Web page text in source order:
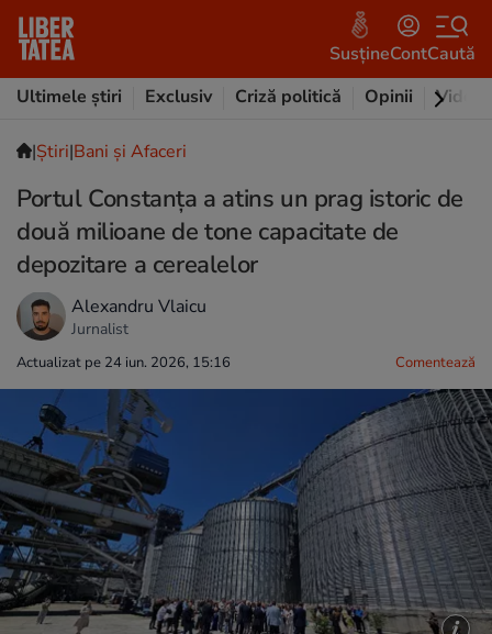
SusțineContCaută
Ultimele știri
Exclusiv Criză politică Opinii Video
|Ştiri|Bani și Afaceri
Portul Constanța a atins un prag istoric de
două milioane de tone capacitate de
depozitare a cerealelor
Alexandru Vlaicu
Jurnalist
Actualizat pe 24 iun. 2026, 15:16 Comentează